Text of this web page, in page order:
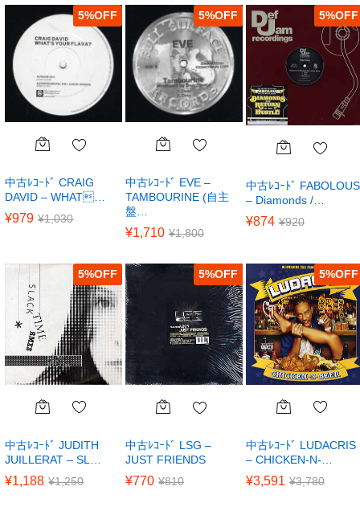
5%
中古ﾚｺｰﾄﾞ CRAIG
DAVID – WHAT…
¥979 ¥1,030
5%
中古ﾚｺｰﾄﾞ EVE –
TAMBOURINE (自主
盤…
¥1,710 ¥1,800
5%
中古ﾚｺｰﾄﾞ FABOLOUS
– Diamonds /…
¥874 ¥920
5%
中古ﾚｺｰﾄﾞ JUDITH
JUILLERAT – SL…
¥1,188 ¥1,250
5%
中古ﾚｺｰﾄﾞ LSG –
JUST FRIENDS
¥770 ¥810
5%
中古ﾚｺｰﾄﾞ LUDACRIS
– CHICKEN-N-…
¥3,591 ¥3,780